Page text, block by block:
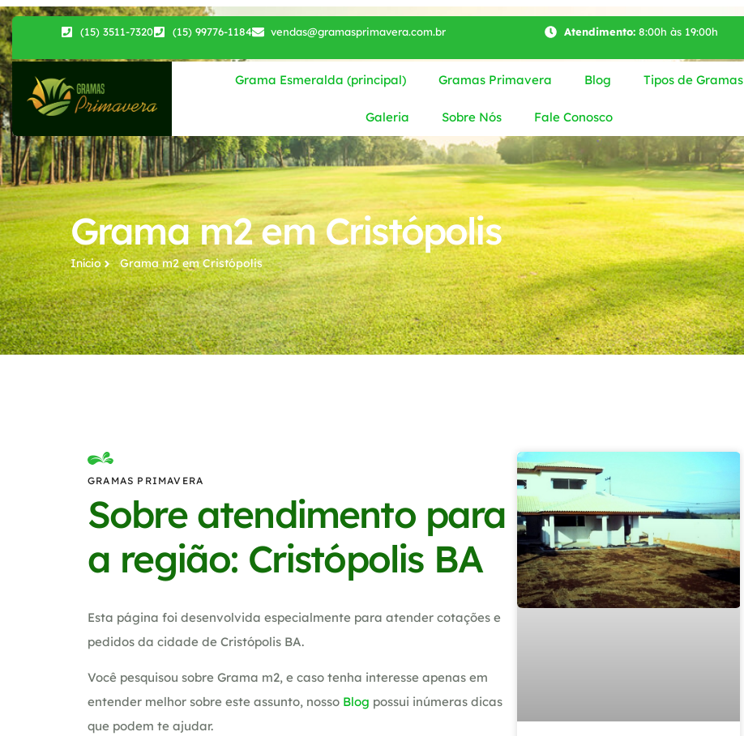
(15) 3511-7320 (15) 99776-1184 vendas@gramasprimavera.com.br Atendimento:8:00h às 19:00h
Grama Esmeralda (principal) Gramas Primavera Blog Tipos de Gramas
Galeria Sobre Nós Fale Conosco
Grama m2 em Cristópolis
Início Grama m2​ em Cristópolis
GRAMAS PRIMAVERA
Sobre atendimento para
a região: Cristópolis BA
Esta página foi desenvolvida especialmente para atender cotações e
pedidos da cidade de Cristópolis BA.
Você pesquisou sobre Grama m2, e caso tenha interesse apenas em
entender melhor sobre este assunto, nosso Blog possui inúmeras dicas
que podem te ajudar.